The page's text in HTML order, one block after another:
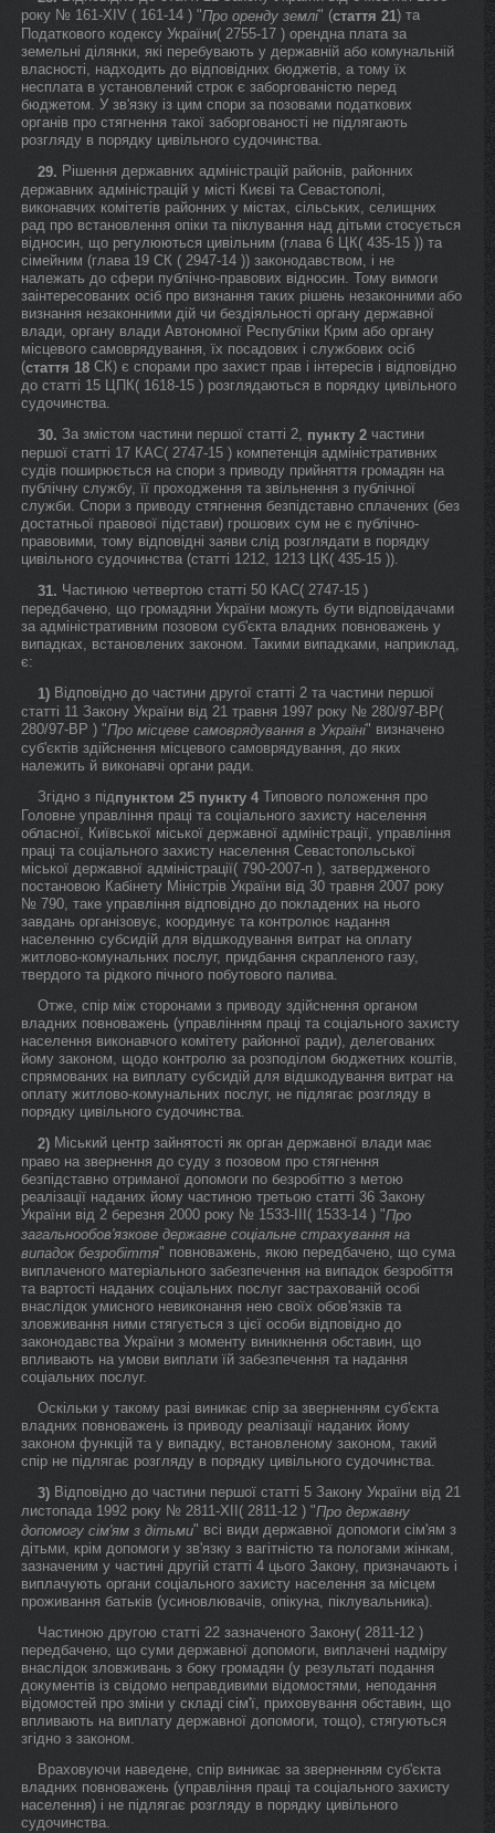
року № 161-XIV ( 161-14 ) "Про оренду землі" (стаття 21) та
Податкового кодексу України( 2755-17 ) орендна плата за
земельні ділянки, які перебувають у державній або комунальній
власності, надходить до відповідних бюджетів, а тому їх
несплата в установлений строк є заборгованістю перед
бюджетом. У зв'язку із цим спори за позовами податкових
органів про стягнення такої заборгованості не підлягають
розгляду в порядку цивільного судочинства.
29. Рішення державних адміністрацій районів, районних
державних адміністрацій у місті Києві та Севастополі,
виконавчих комітетів районних у містах, сільських, селищних
рад про встановлення опіки та піклування над дітьми стосується
відносин, що регулюються цивільним (глава 6 ЦК( 435-15 )) та
сімейним (глава 19 СК ( 2947-14 )) законодавством, і не
належать до сфери публічно-правових відносин. Тому вимоги
заінтересованих осіб про визнання таких рішень незаконними або
визнання незаконними дій чи бездіяльності органу державної
влади, органу влади Автономної Республіки Крим або органу
місцевого самоврядування, їх посадових і службових осіб
(стаття 18 СК) є спорами про захист прав і інтересів і відповідно
до статті 15 ЦПК( 1618-15 ) розглядаються в порядку цивільного
судочинства.
30. За змістом частини першої статті 2, пункту 2 частини
першої статті 17 КАС( 2747-15 ) компетенція адміністративних
судів поширюється на спори з приводу прийняття громадян на
публічну службу, її проходження та звільнення з публічної
служби. Спори з приводу стягнення безпідставно сплачених (без
достатньої правової підстави) грошових сум не є публічно-
правовими, тому відповідні заяви слід розглядати в порядку
цивільного судочинства (статті 1212, 1213 ЦК( 435-15 )).
31. Частиною четвертою статті 50 КАС( 2747-15 )
передбачено, що громадяни України можуть бути відповідачами
за адміністративним позовом суб'єкта владних повноважень у
випадках, встановлених законом. Такими випадками, наприклад,
є:
1) Відповідно до частини другої статті 2 та частини першої
статті 11 Закону України від 21 травня 1997 року № 280/97-ВР(
280/97-ВР ) "Про місцеве самоврядування в Україні" визначено
суб'єктів здійснення місцевого самоврядування, до яких
належить й виконавчі органи ради.
Згідно з підпунктом 25 пункту 4 Типового положення про
Головне управління праці та соціального захисту населення
обласної, Київської міської державної адміністрації, управління
праці та соціального захисту населення Севастопольської
міської державної адміністрації( 790-2007-п ), затвердженого
постановою Кабінету Міністрів України від 30 травня 2007 року
№ 790, таке управління відповідно до покладених на нього
завдань організовує, координує та контролює надання
населенню субсидій для відшкодування витрат на оплату
житлово-комунальних послуг, придбання скрапленого газу,
твердого та рідкого пічного побутового палива.
Отже, спір між сторонами з приводу здійснення органом
владних повноважень (управлінням праці та соціального захисту
населення виконавчого комітету районної ради), делегованих
йому законом, щодо контролю за розподілом бюджетних коштів,
спрямованих на виплату субсидій для відшкодування витрат на
оплату житлово-комунальних послуг, не підлягає розгляду в
порядку цивільного судочинства.
2) Міський центр зайнятості як орган державної влади має
право на звернення до суду з позовом про стягнення
безпідставно отриманої допомоги по безробіттю з метою
реалізації наданих йому частиною третьою статті 36 Закону
України від 2 березня 2000 року № 1533-III( 1533-14 ) "Про
загальнообов'язкове державне соціальне страхування на
випадок безробіття" повноважень, якою передбачено, що сума
виплаченого матеріального забезпечення на випадок безробіття
та вартості наданих соціальних послуг застрахованій особі
внаслідок умисного невиконання нею своїх обов'язків та
зловживання ними стягується з цієї особи відповідно до
законодавства України з моменту виникнення обставин, що
впливають на умови виплати їй забезпечення та надання
соціальних послуг.
Оскільки у такому разі виникає спір за зверненням суб'єкта
владних повноважень із приводу реалізації наданих йому
законом функцій та у випадку, встановленому законом, такий
спір не підлягає розгляду в порядку цивільного судочинства.
3) Відповідно до частини першої статті 5 Закону України від 21
листопада 1992 року № 2811-XII( 2811-12 ) "Про державну
допомогу сім'ям з дітьми" всі види державної допомоги сім'ям з
дітьми, крім допомоги у зв'язку з вагітністю та пологами жінкам,
зазначеним у частині другій статті 4 цього Закону, призначають і
виплачують органи соціального захисту населення за місцем
проживання батьків (усиновлювачів, опікуна, піклувальника).
Частиною другою статті 22 зазначеного Закону( 2811-12 )
передбачено, що суми державної допомоги, виплачені надміру
внаслідок зловживань з боку громадян (у результаті подання
документів із свідомо неправдивими відомостями, неподання
відомостей про зміни у складі сім'ї, приховування обставин, що
впливають на виплату державної допомоги, тощо), стягуються
згідно з законом.
Враховуючи наведене, спір виникає за зверненням суб'єкта
владних повноважень (управління праці та соціального захисту
населення) і не підлягає розгляду в порядку цивільного
судочинства.